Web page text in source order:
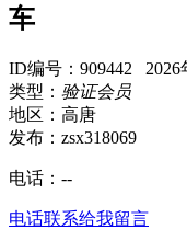
车
ID编号：909442
类型： 验证会员
地区：高唐
发布：zsx318069
电话： --
电话联系给我留言